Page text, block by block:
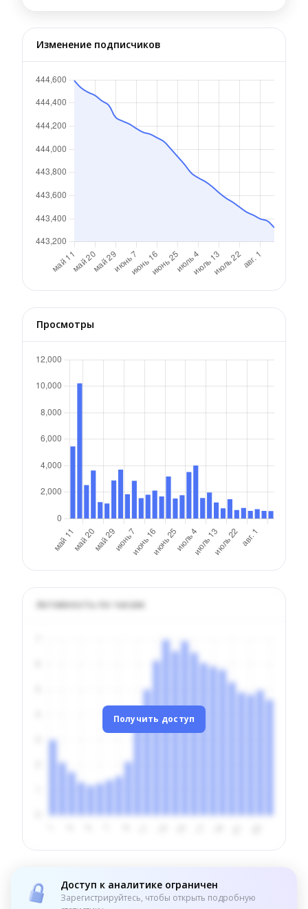
Изменение подписчиков
Просмотры
Активность по часам
Получить доступ
Доступ к аналитике ограничен
Зарегистрируйтесь, чтобы открыть подробную